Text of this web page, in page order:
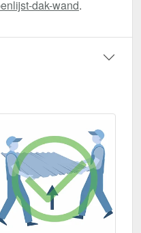
dak-wand.